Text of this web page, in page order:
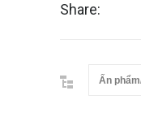
Share:
Ấn